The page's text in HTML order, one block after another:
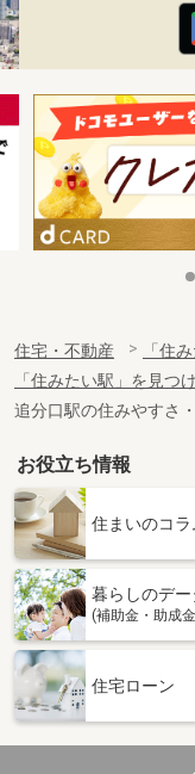
住宅・不動産
「住
「住みたい駅」を見つ
追分口駅の住みやすさ
お役立ち情報
住まいのコラ
暮らしのデー
(補助金・助成
住宅ローン